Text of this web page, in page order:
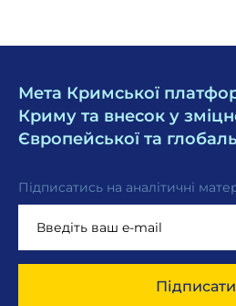
Мета Кримської
Криму та внесок у
Європейської та
Підписатись на аналітичні